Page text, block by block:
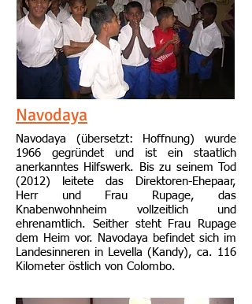
Navodaya
Navodaya (übersetzt: Hoffnung) wurde
1966 gegründet und ist ein staatlich
anerkanntes Hilfswerk. Bis zu seinem Tod
(2012) leitete das Direktoren-Ehepaar,
Herr und Frau Rupage, das
Knabenwohnheim vollzeitlich und
ehrenamtlich. Seither steht Frau Rupage
dem Heim vor. Navodaya befindet sich im
Landesinneren in Levella (Kandy), ca. 116
Kilometer östlich von Colombo.